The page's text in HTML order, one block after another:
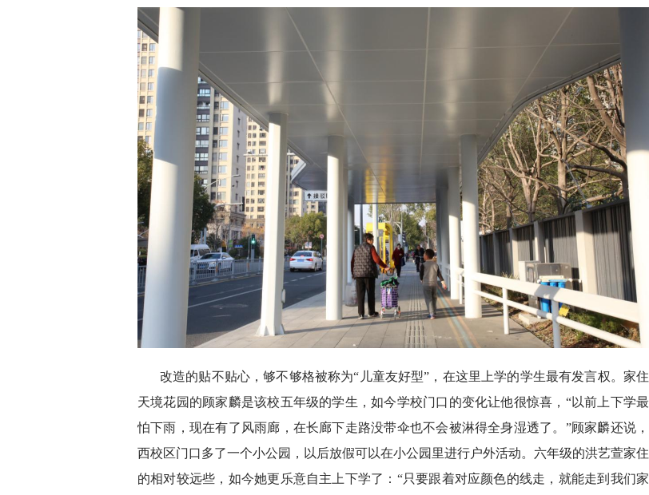
改造的贴不贴心，够不够格被称为“儿童友好型”，在这里上学的学生最有发言权。家住
天境花园的顾家麟是该校五年级的学生，如今学校门口的变化让他很惊喜，“以前上下学最
怕下雨，现在有了风雨廊，在长廊下走路没带伞也不会被淋得全身湿透了。”顾家麟还说，
西校区门口多了一个小公园，以后放假可以在小公园里进行户外活动。六年级的洪艺萱家住
的相对较远些，如今她更乐意自主上下学了：“只要跟着对应颜色的线走，就能走到我们家